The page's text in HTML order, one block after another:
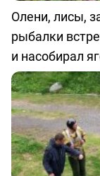
Олени, лисы,
рыбалки
и насобирал